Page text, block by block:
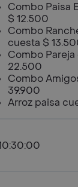
Combo Paisa
$ 12.500
Combo
cuesta $
Combo
22.500
Combo
39.900
Arroz paisa